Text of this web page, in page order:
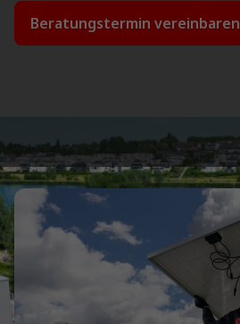
Beratungstermin vereinbaren